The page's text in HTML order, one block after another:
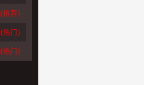
(推荐)
(热门)
(热门)